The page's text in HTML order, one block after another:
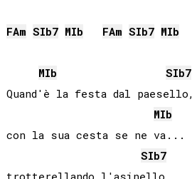
FAm SIb7 MIb FAm SIb7 MIb
MIb SIb7
Quand'è la festa dal paesello,
MIb
con la sua cesta se ne va...
SIb7